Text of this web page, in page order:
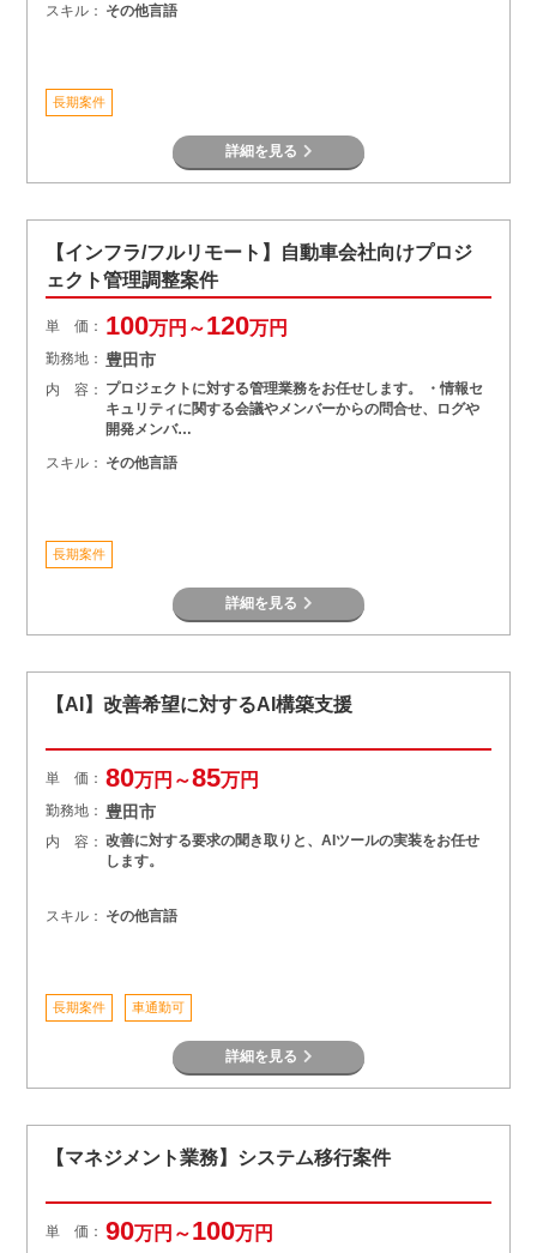
スキル： その他言語
長期案件
詳細を見る
【インフラ/フルリモート】自動車会社向けプロジ
ェクト管理調整案件
単 価： 100万円～120万円
勤務地： 豊田市
内 容： プロジェクトに対する管理業務をお任せします。 ・情報セ
キュリティに関する会議やメンバーからの問合せ、ログや
開発メンバ…
スキル： その他言語
長期案件
詳細を見る
【AI】改善希望に対するAI構築支援
単 価： 80万円～85万円
勤務地： 豊田市
内 容： 改善に対する要求の聞き取りと、AIツールの実装をお任せ
します。
スキル： その他言語
長期案件 車通勤可
詳細を見る
【マネジメント業務】システム移行案件
単 価： 90万円～100万円